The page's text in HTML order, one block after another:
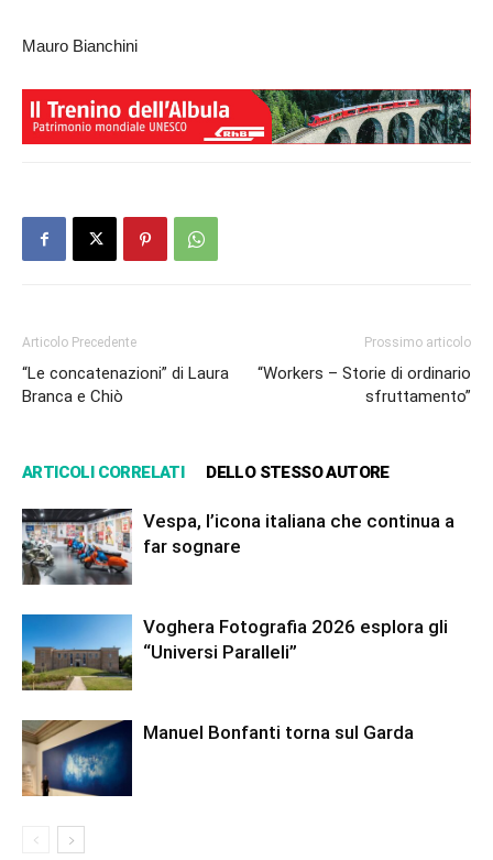
Mauro Bianchini
Articolo Precedente
“Le concatenazioni” di Laura
Branca e Chiò
Prossimo articolo
“Workers – Storie di ordinario
sfruttamento”
ARTICOLI CORRELATI DELLO STESSO AUTORE
Vespa, l’icona italiana che continua a
far sognare
Voghera Fotografia 2026 esplora gli
“Universi Paralleli”
Manuel Bonfanti torna sul Garda